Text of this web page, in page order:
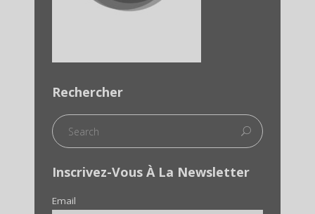
Rechercher
Inscrivez-Vous À La Newsletter
Email